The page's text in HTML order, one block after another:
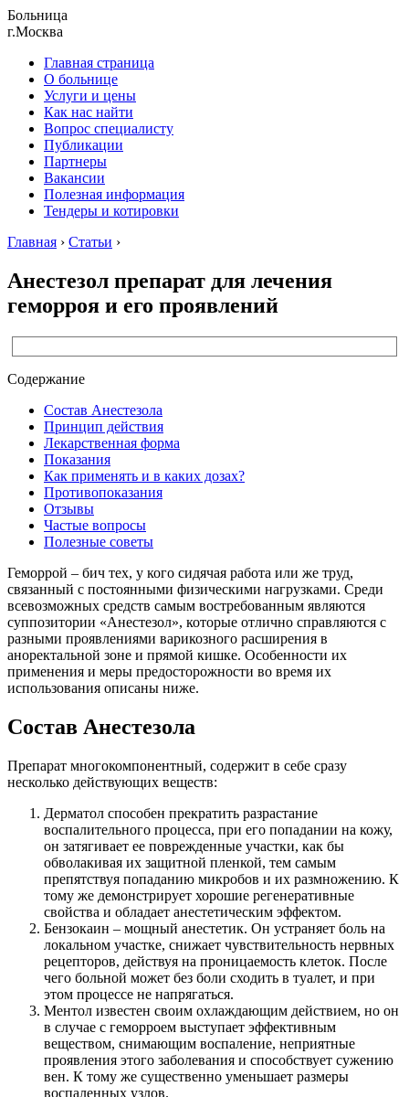
Больница
г.Москва
Главная страница
О больнице
Услуги и цены
Как нас найти
Вопрос специалисту
Публикации
Партнеры
Вакансии
Полезная информация
Тендеры и котировки
Главная › Статьи ›
Анестезол препарат для лечения
геморроя и его проявлений
Содержание
Состав Анестезола
Принцип действия
Лекарственная форма
Показания
Как применять и в каких дозах?
Противопоказания
Отзывы
Частые вопросы
Полезные советы
Геморрой – бич тех, у кого сидячая работа или же труд,
связанный с постоянными физическими нагрузками. Среди
всевозможных средств самым востребованным являются
суппозитории «Анестезол», которые отлично справляются с
разными проявлениями варикозного расширения в
аноректальной зоне и прямой кишке. Особенности их
применения и меры предосторожности во время их
использования описаны ниже.
Состав Анестезола
Препарат многокомпонентный, содержит в себе сразу
несколько действующих веществ:
Дерматол способен прекратить разрастание
воспалительного процесса, при его попадании на кожу,
он затягивает ее поврежденные участки, как бы
обволакивая их защитной пленкой, тем самым
препятствуя попаданию микробов и их размножению. К
тому же демонстрирует хорошие регенеративные
свойства и обладает анестетическим эффектом.
Бензокаин – мощный анестетик. Он устраняет боль на
локальном участке, снижает чувствительность нервных
рецепторов, действуя на проницаемость клеток. После
чего больной может без боли сходить в туалет, и при
этом процессе не напрягаться.
Ментол известен своим охлаждающим действием, но он
в случае с геморроем выступает эффективным
веществом, снимающим воспаление, неприятные
проявления этого заболевания и способствует сужению
вен. К тому же существенно уменьшает размеры
воспаленных узлов.